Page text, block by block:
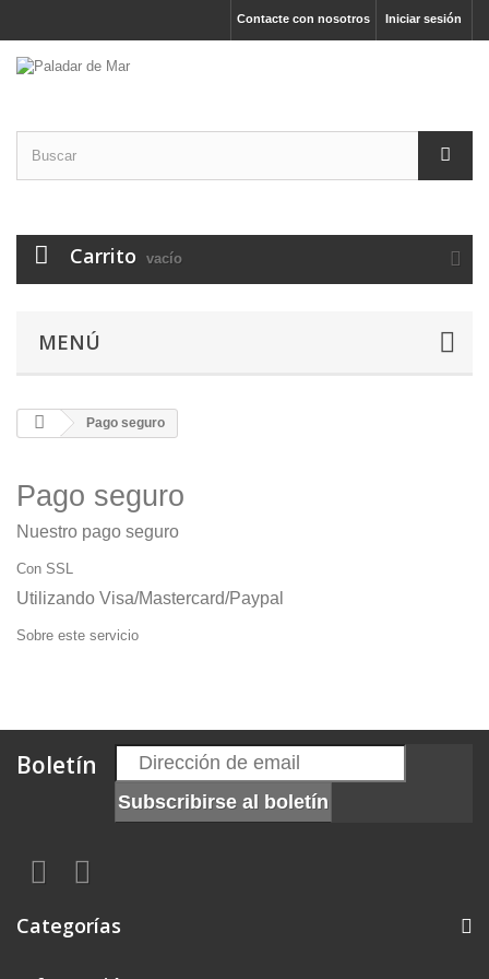
Iniciar sesión
Contacte con nosotros
Carrito vacío
MENÚ
Pago seguro
Pago seguro
Nuestro pago seguro
Con SSL
Utilizando Visa/Mastercard/Paypal
Sobre este servicio
Boletín
Categorías